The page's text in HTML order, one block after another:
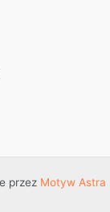
przez Motyw Astra